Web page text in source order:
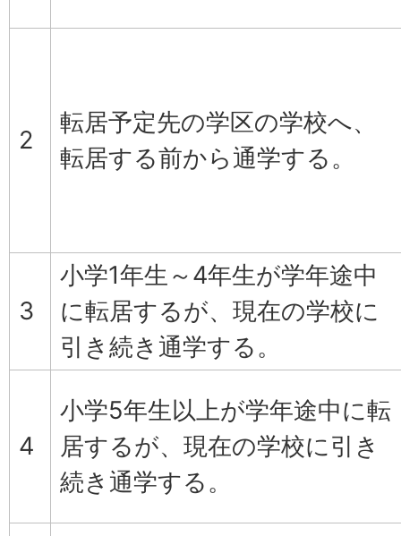
2
転居予定先の学区の学校へ、
転居する前から通学する。
3
小学1年生～4年生が学年途中
に転居するが、現在の学校に
引き続き通学する。
4
小学5年生以上が学年途中に転
居するが、現在の学校に引き
続き通学する。